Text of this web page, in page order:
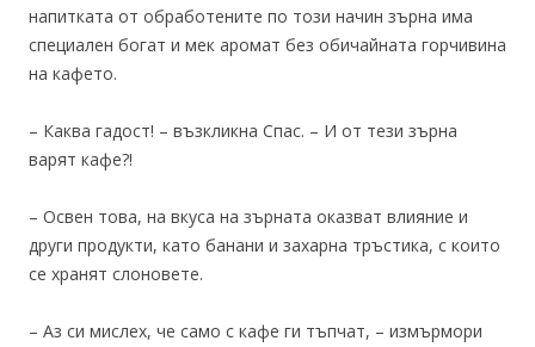
напитката от обработените по този начин зърна има
специален богат и мек аромат без обичайната горчивина
на кафето.
– Каква гадост! – възкликна Спас. – И от тези зърна
варят кафе?!
– Освен това, на вкуса на зърната оказват влияние и
други продукти, като банани и захарна тръстика, с които
се хранят слоновете.
– Аз си мислех, че само с кафе ги тъпчат, – измърмори